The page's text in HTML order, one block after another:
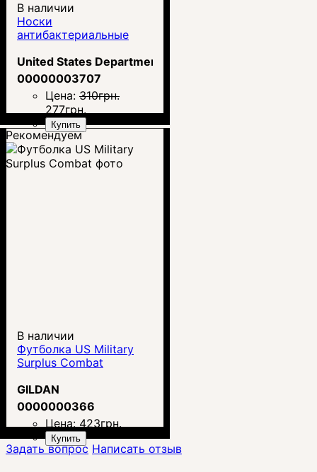
В наличии
Носки
антибактериальные
United States Department of the Army
00000003707
Цена: 310грн.
277грн.
Купить
Рекомендуем
В наличии
Футболка US Military
Surplus Combat
GILDAN
0000000366
Цена:423грн.
Купить
Задать вопрос Написать отзыв